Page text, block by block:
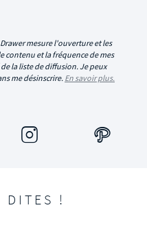
mesure l'ouverture et les
contenu et la fréquence de mes
la liste de diffusion. Je peux
me désinscrire. En savoir plus.
DITES !